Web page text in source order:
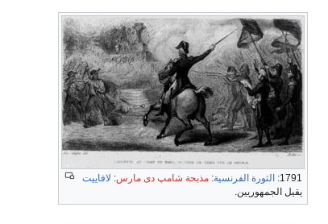
1791: الثورة الفرنسية: مذبحة شامپ دى مارس: لافاييت
يقيل الجمهوريين.